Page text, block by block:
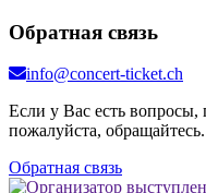
Обратная связь
info@concert-ticket.ch
Если у Вас есть
пожалуйста, обращайтесь.
Обратная связь